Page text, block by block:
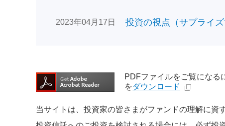
2023年04月17日 投資の視点（サプライ
PDFファイルをご覧になる
をダウンロード
当サイトは、投資家の皆さまがファンドの理解に資